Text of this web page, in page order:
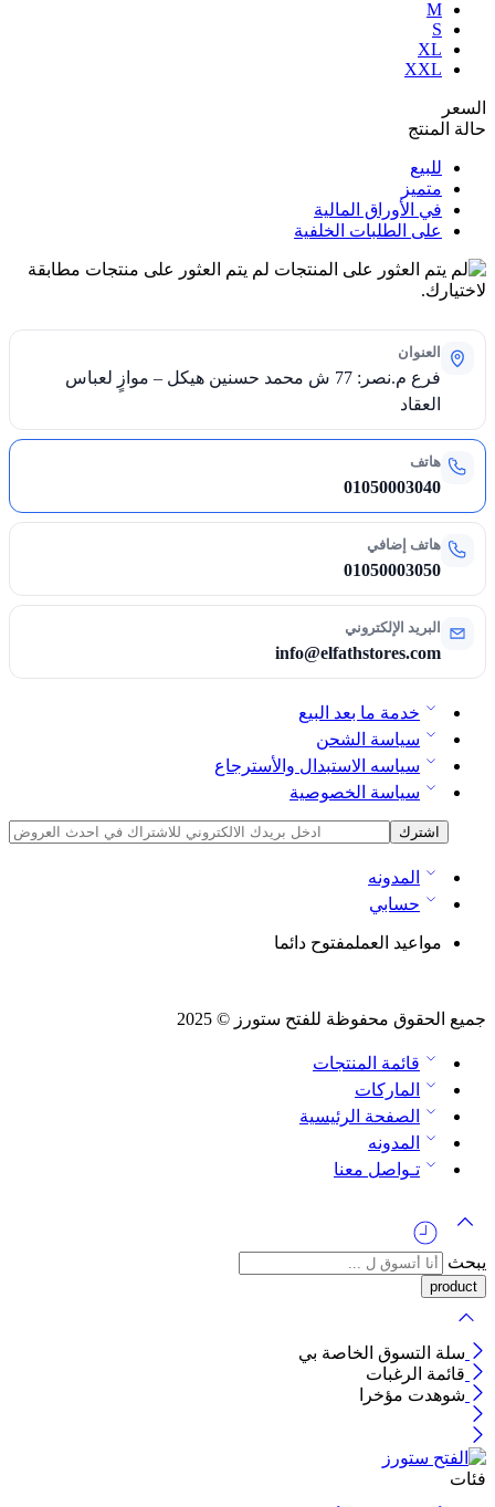
M
S
XL
XXL
السعر
حالة المنتج
للبيع
متميز
في الأوراق المالية
على الطلبات الخلفية
لم يتم العثور على منتجات مطابقة
لاختيارك.
العنوان
فرع م.نصر: 77 ش محمد حسنين هيكل – موازٍ لعباس
العقاد
هاتف
01050003040
هاتف إضافي
01050003050
البريد الإلكتروني
info@elfathstores.com
خدمة ما بعد البيع
سياسة الشحن
سياسه الاستبدال والأسترجاع
سياسة الخصوصية
المدونه
حسابي
مواعيد العملمفتوح دائما
جميع الحقوق محفوظة للفتح ستورز © 2025
قائمة المنتجات
الماركات
الصفحة الرئيسية
المدونه
تـواصل معنا
يبحث
سلة التسوق الخاصة بي
قائمة الرغبات
شوهدت مؤخرا
فئات